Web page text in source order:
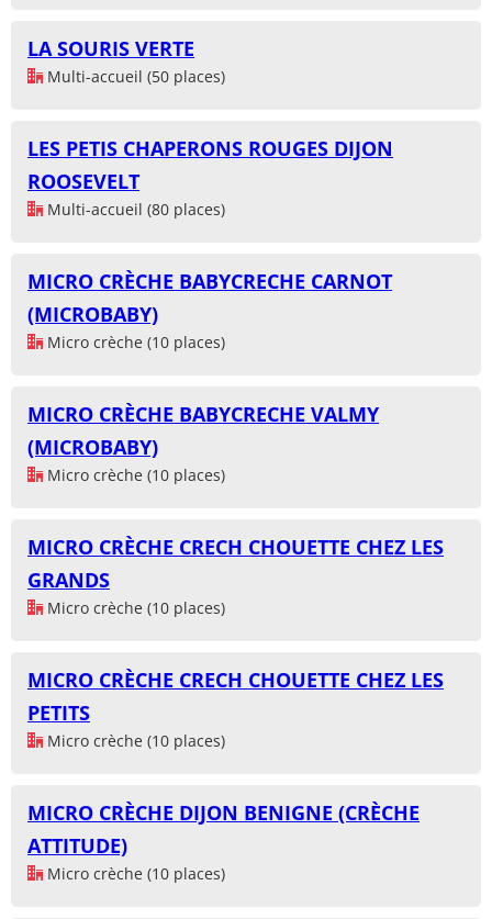
LA SOURIS VERTE
Multi-accueil (50 places)
LES PETIS CHAPERONS ROUGES DIJON
ROOSEVELT
Multi-accueil (80 places)
MICRO CRÈCHE BABYCRECHE CARNOT
(MICROBABY)
Micro crèche (10 places)
MICRO CRÈCHE BABYCRECHE VALMY
(MICROBABY)
Micro crèche (10 places)
MICRO CRÈCHE CRECH CHOUETTE CHEZ LES
GRANDS
Micro crèche (10 places)
MICRO CRÈCHE CRECH CHOUETTE CHEZ LES
PETITS
Micro crèche (10 places)
MICRO CRÈCHE DIJON BENIGNE (CRÈCHE
ATTITUDE)
Micro crèche (10 places)